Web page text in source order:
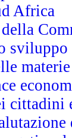
Africa
sviluppo
cittadini